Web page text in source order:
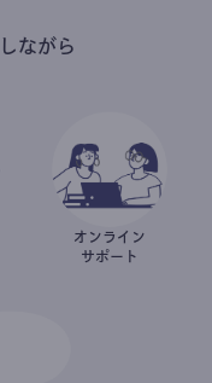
ながら
オンライン
サポート